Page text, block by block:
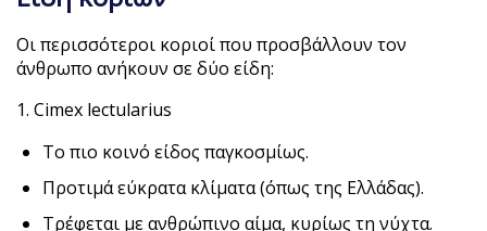
Οι περισσότεροι κοριοί που προσβάλλουν τον
άνθρωπο ανήκουν σε δύο είδη:
1. Cimex lectularius
Το πιο κοινό είδος παγκοσμίως.
Προτιμά εύκρατα κλίματα (όπως της Ελλάδας).
Τρέφεται με ανθρώπινο αίμα, κυρίως τη νύχτα.